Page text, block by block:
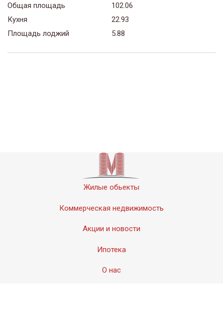
Общая площадь
102.06
Кухня
22.93
Площадь лоджий
5.88
Жилые обьекты
Коммерческая недвижимость
Акции и новости
Ипотека
О нас